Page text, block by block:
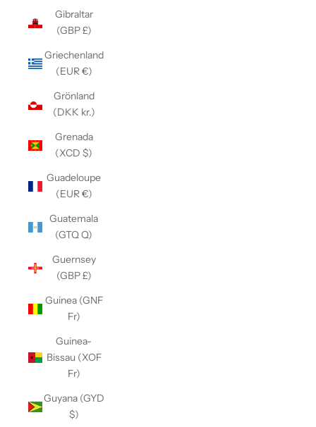
Gibraltar
(GBP £)
Griechenland
(EUR €)
Grönland
(DKK kr.)
Grenada
(XCD $)
Guadeloupe
(EUR €)
Guatemala
(GTQ Q)
Guernsey
(GBP £)
Guinea (GNF
Fr)
Guinea-
Bissau (XOF
Fr)
Guyana (GYD
$)